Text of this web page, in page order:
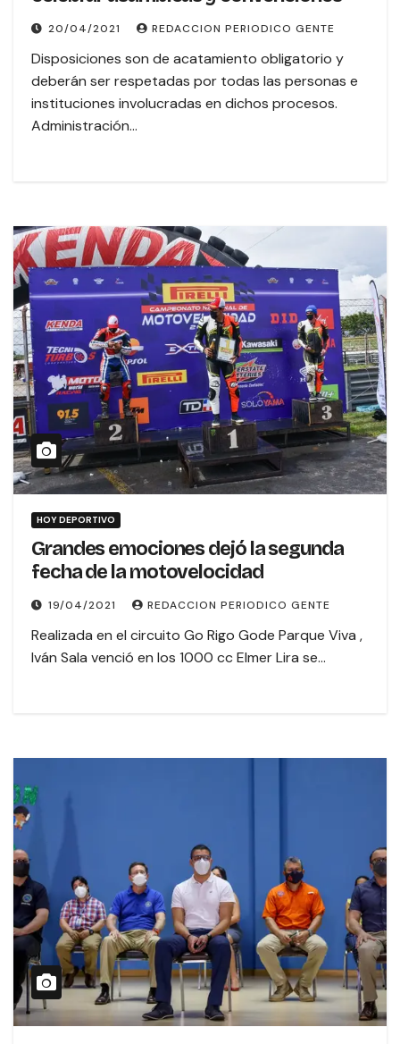
20/04/2021 REDACCION PERIODICO GENTE
Disposiciones son de acatamiento obligatorio y
deberán ser respetadas por todas las personas e
instituciones involucradas en dichos procesos.
Administración…
HOY DEPORTIVO
Grandes emociones dejó la segunda
fecha de la motovelocidad
19/04/2021 REDACCION PERIODICO GENTE
Realizada en el circuito Go Rigo Gode Parque Viva ,
Iván Sala venció en los 1000 cc Elmer Lira se…